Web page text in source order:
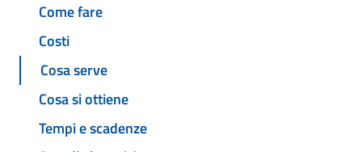
Come fare
Costi
Cosa serve
Cosa si ottiene
Tempi e scadenze